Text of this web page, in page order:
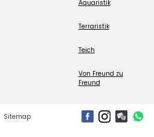
Aquaristik
Terraristik
Teich
Von Freund zu
Freund
Sitemap